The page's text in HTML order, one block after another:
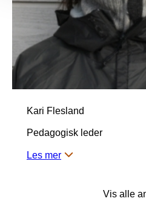
Kari Flesland
Pedagogisk leder
Les mer
Vis alle